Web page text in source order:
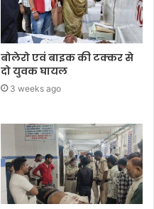
बोलेरो एवं बाइक की टक्कर से
दो युवक घायल
3 weeks ago